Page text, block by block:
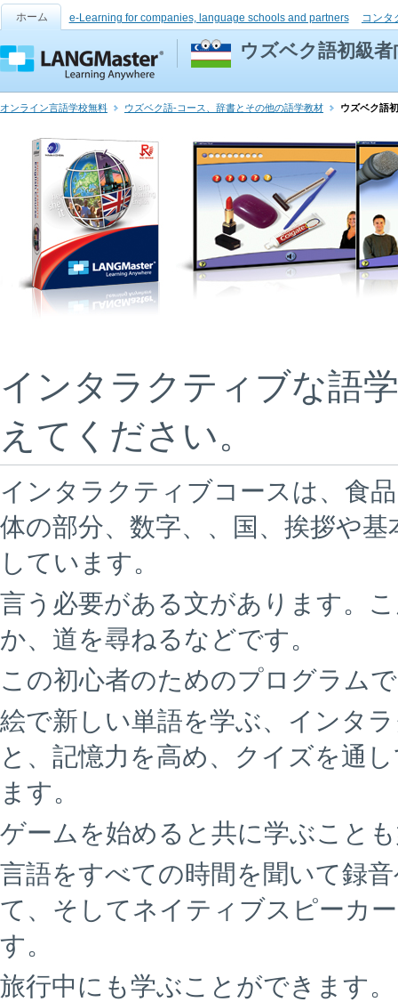
ホーム e-Learning for companies, language schools and partners コンタ
ウズベク語初級者
オンライン言語学校無料 ウズベク語-コース、辞書とその他の語学教材 ウズベク語
インタラクティブな語
えてください。
インタラクティブコースは、食
体の部分、数字、、国、挨拶や
しています。
言う必要がある文があります。
か、道を尋ねるなどです。
この初心者のためのプログラム
絵で新しい単語を学ぶ、インタ
と、記憶力を高め、クイズを通
ます。
ゲームを始めると共に学ぶこと
言語をすべての時間を聞いて録
て、そしてネイティブスピーカ
す。
旅行中にも学ぶことができます